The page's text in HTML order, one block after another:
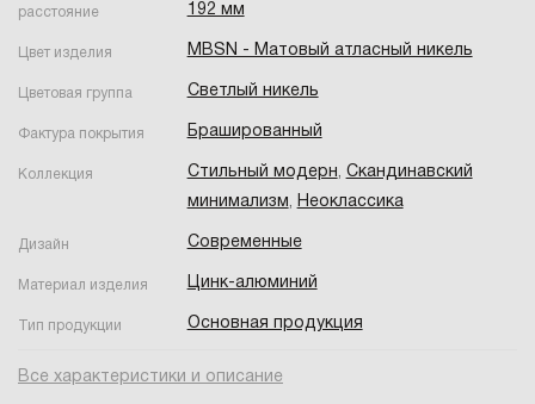
расстояние
192 мм
Цвет изделия MBSN - Матовый атласный никель
Цветовая группа Светлый никель
Фактура покрытия Брашированный
Коллекция Стильный модерн, Скандинавский
минимализм, Неоклассика
Дизайн Современные
Материал изделия Цинк-алюминий
Тип продукции Основная продукция
Все характеристики и описание